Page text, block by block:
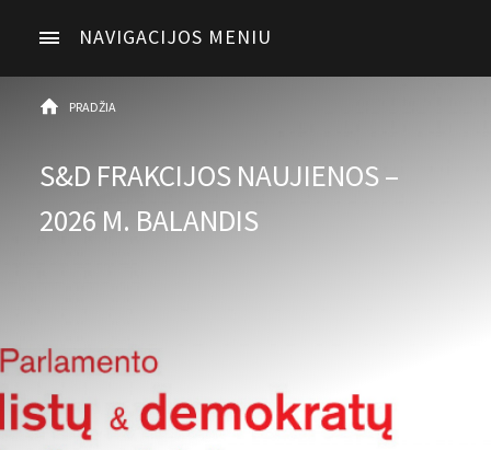
NAVIGACIJOS MENIU
PRADŽIA
S&D FRAKCIJOS NAUJIENOS –
2026 M. BALANDIS